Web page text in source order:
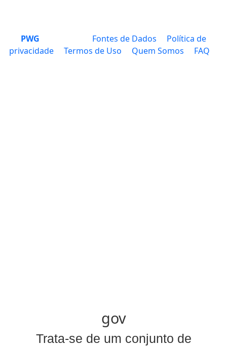
PWG Fontes de Dados
Política de
privacidade
Termos de Uso Quem Somos FAQ
gov
Trata-se de um conjunto de